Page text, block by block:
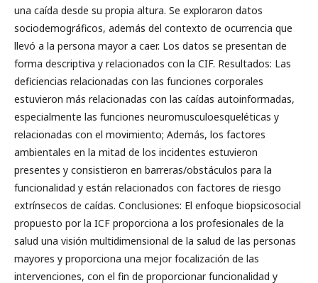
una caída desde su propia altura. Se exploraron datos
sociodemográficos, además del contexto de ocurrencia que
llevó a la persona mayor a caer. Los datos se presentan de
forma descriptiva y relacionados con la CIF. Resultados: Las
deficiencias relacionadas con las funciones corporales
estuvieron más relacionadas con las caídas autoinformadas,
especialmente las funciones neuromusculoesqueléticas y
relacionadas con el movimiento; Además, los factores
ambientales en la mitad de los incidentes estuvieron
presentes y consistieron en barreras/obstáculos para la
funcionalidad y están relacionados con factores de riesgo
extrínsecos de caídas. Conclusiones: El enfoque biopsicosocial
propuesto por la ICF proporciona a los profesionales de la
salud una visión multidimensional de la salud de las personas
mayores y proporciona una mejor focalización de las
intervenciones, con el fin de proporcionar funcionalidad y